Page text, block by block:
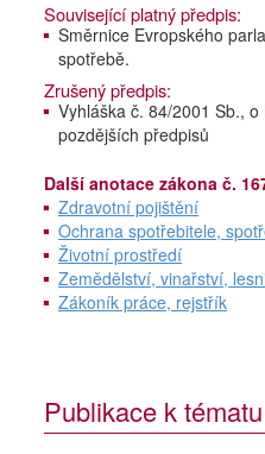
Související platný předpis:
Směrnice Evropského
spotřebě.
Zrušený předpis:
Vyhláška č. 84/2001 Sb.,
pozdějších předpisů
Další anotace zákona č.
Zdravotní pojištění
Ochrana spotřebitele,
Životní prostředí
Zemědělství, vinařství,
Zákoník práce, rejstřík
Publikace k tématu